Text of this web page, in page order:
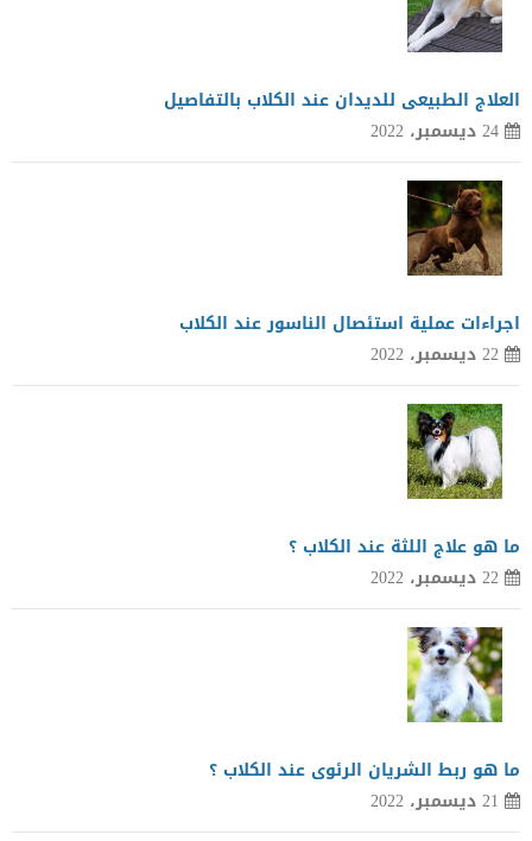
العلاج الطبيعى للديدان عند الكلاب بالتفاصيل
24 ديسمبر، 2022
اجراءات عملية استئصال الناسور عند الكلاب
22 ديسمبر، 2022
ما هو علاج اللثة عند الكلاب ؟
22 ديسمبر، 2022
ما هو ربط الشريان الرئوى عند الكلاب ؟
21 ديسمبر، 2022